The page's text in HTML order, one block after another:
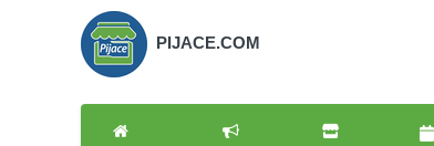
PIJACE.COM